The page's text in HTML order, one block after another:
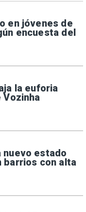
en jóvenes de
encuesta del
la euforia
nuevo estado
barrios con alta